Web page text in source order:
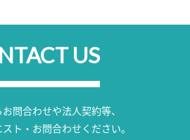
US
問合わせや法人契約等、
ト・お問合わせください。